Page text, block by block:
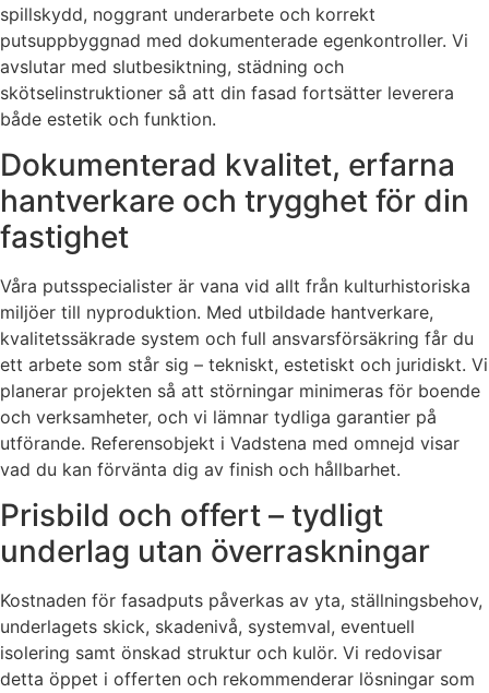
spillskydd, noggrant underarbete och korrekt
putsuppbyggnad med dokumenterade egenkontroller. Vi
avslutar med slutbesiktning, städning och
skötselinstruktioner så att din fasad fortsätter leverera
både estetik och funktion.
Dokumenterad kvalitet, erfarna
hantverkare och trygghet för din
fastighet
Våra putsspecialister är vana vid allt från kulturhistoriska
miljöer till nyproduktion. Med utbildade hantverkare,
kvalitetssäkrade system och full ansvarsförsäkring får du
ett arbete som står sig – tekniskt, estetiskt och juridiskt. Vi
planerar projekten så att störningar minimeras för boende
och verksamheter, och vi lämnar tydliga garantier på
utförande. Referensobjekt i Vadstena med omnejd visar
vad du kan förvänta dig av finish och hållbarhet.
Prisbild och offert – tydligt
underlag utan överraskningar
Kostnaden för fasadputs påverkas av yta, ställningsbehov,
underlagets skick, skadenivå, systemval, eventuell
isolering samt önskad struktur och kulör. Vi redovisar
detta öppet i offerten och rekommenderar lösningar som